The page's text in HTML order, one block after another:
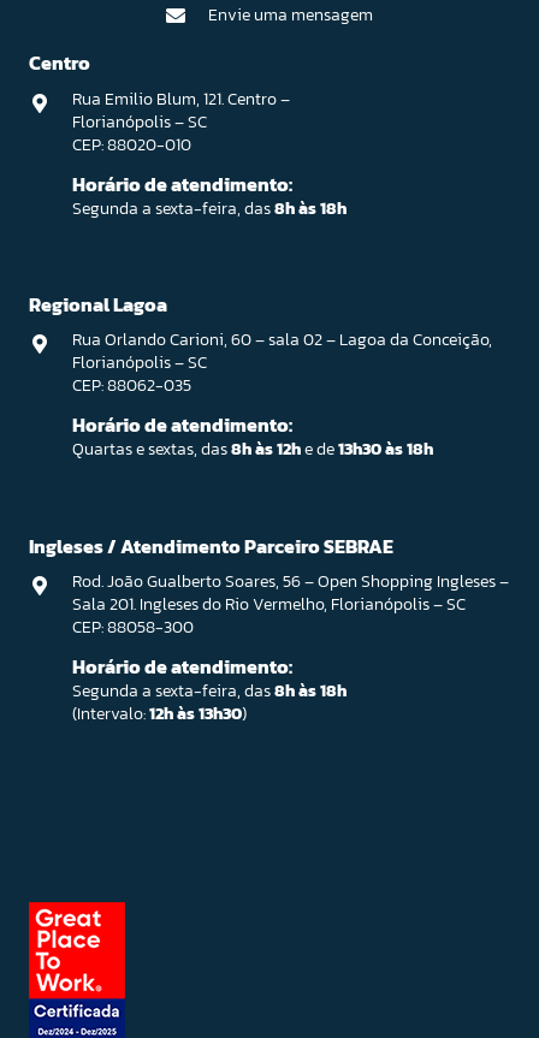
Envie uma mensagem
Centro
Rua Emilio Blum, 121. Centro –
Florianópolis – SC
CEP: 88020-010
Horário de atendimento:
Segunda a sexta-feira, das8h às 18h
Regional Lagoa
Rua Orlando Carioni, 60 – sala 02 – Lagoa da Conceição,
Florianópolis – SC
CEP: 88062-035
Horário de atendimento:
Quartas e sextas, das8h às 12he de13h30 às 18h
Ingleses / Atendimento Parceiro SEBRAE
Rod. João Gualberto Soares, 56 – Open Shopping Ingleses –
Sala 201. Ingleses do Rio Vermelho, Florianópolis – SC
CEP: 88058-300
Horário de atendimento:
Segunda a sexta-feira, das8h às 18h
(Intervalo:12h às 13h30)